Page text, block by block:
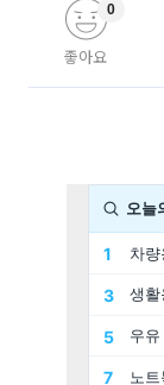
좋아요
0